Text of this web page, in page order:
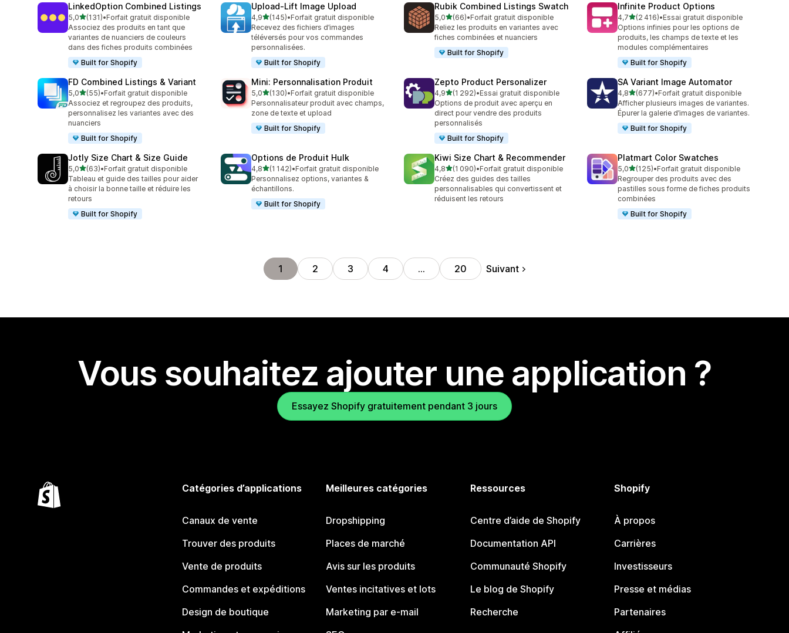
LinkedOption Combined Listings
5,0étoile(s) sur 5
(131)
131 avis au total
•Forfait gratuit disponible
Associez des produits en tant que
variantes de nuanciers de couleurs
dans des fiches produits combinées
Built for Shopify
Upload‑Lift Image Upload
4,9étoile(s) sur 5
(145)
145 avis au total
•Forfait gratuit disponible
Recevez des fichiers d’images
téléversés pour vos commandes
personnalisées.
Built for Shopify
Rubik Combined Listings Swatch
5,0étoile(s) sur 5
(66)
66 avis au total
•Forfait gratuit disponible
Reliez les produits en variantes avec
fiches combinées et nuanciers
Built for Shopify
Infinite Product Options
4,7étoile(s) sur 5
(2 416)
2416 avis au total
•Essai gratuit disponible
Options infinies pour les options de
produits, les champs de texte et les
modules complémentaires
Built for Shopify
FD Combined Listings & Variant
5,0étoile(s) sur 5
(55)
55 avis au total
•Forfait gratuit disponible
Associez et regroupez des produits,
personnalisez les variantes avec des
nuanciers
Built for Shopify
Mini: Personnalisation Produit
5,0étoile(s) sur 5
(130)
130 avis au total
•Forfait gratuit disponible
Personnalisateur produit avec champs,
zone de texte et upload
Built for Shopify
Zepto Product Personalizer
4,9étoile(s) sur 5
(1 292)
1292 avis au total
•Essai gratuit disponible
Options de produit avec aperçu en
direct pour vendre des produits
personnalisés
Built for Shopify
SA Variant Image Automator
4,8étoile(s) sur 5
(677)
677 avis au total
•Forfait gratuit disponible
Afficher plusieurs images de variantes.
Épurer la galerie d’images de variantes.
Built for Shopify
Jotly Size Chart & Size Guide
5,0étoile(s) sur 5
(63)
63 avis au total
•Forfait gratuit disponible
Tableau et guide des tailles pour aider
à choisir la bonne taille et réduire les
retours
Built for Shopify
Options de Produit Hulk
4,8étoile(s) sur 5
(1 142)
1142 avis au total
•Forfait gratuit disponible
Personnalisez options, variantes &
échantillons.
Built for Shopify
Kiwi Size Chart & Recommender
4,8étoile(s) sur 5
(1 090)
1090 avis au total
•Forfait gratuit disponible
Créez des guides des tailles
personnalisables qui convertissent et
réduisent les retours
Platmart Color Swatches
5,0étoile(s) sur 5
(125)
125 avis au total
•Forfait gratuit disponible
Regrouper des produits avec des
pastilles sous forme de fiches produits
combinées
Built for Shopify
1 2 3 4 … 20 Suivant
Vous souhaitez ajouter une application ?
Essayez Shopify gratuitement pendant 3 jours
Catégories d’applications
Canaux de vente
Trouver des produits
Vente de produits
Commandes et expéditions
Design de boutique
Meilleures catégories
Dropshipping
Places de marché
Avis sur les produits
Ventes incitatives et lots
Marketing par e-mail
Ressources
Centre d’aide de Shopify
Documentation API
Communauté Shopify
Le blog de Shopify
Recherche
Shopify
À propos
Carrières
Investisseurs
Presse et médias
Partenaires